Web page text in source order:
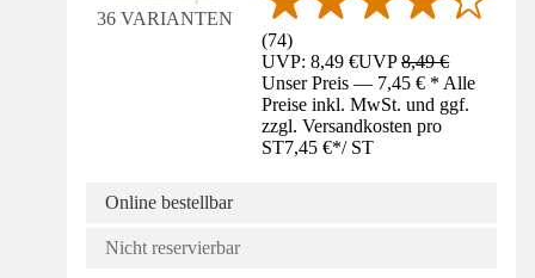
36 VARIANTEN
(74)
UVP: 8,49 €UVP8,49 €
Unser Preis — 7,45 € * Alle
Preise inkl. MwSt. und ggf.
zzgl. Versandkosten pro
ST7,45 €*/ ST
Online bestellbar
Nicht reservierbar